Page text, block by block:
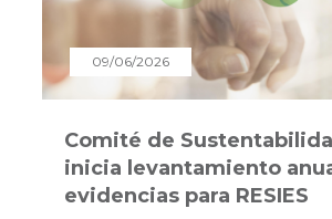
09/06/2026
Comité de
inicia levantamiento
evidencias para RESIES